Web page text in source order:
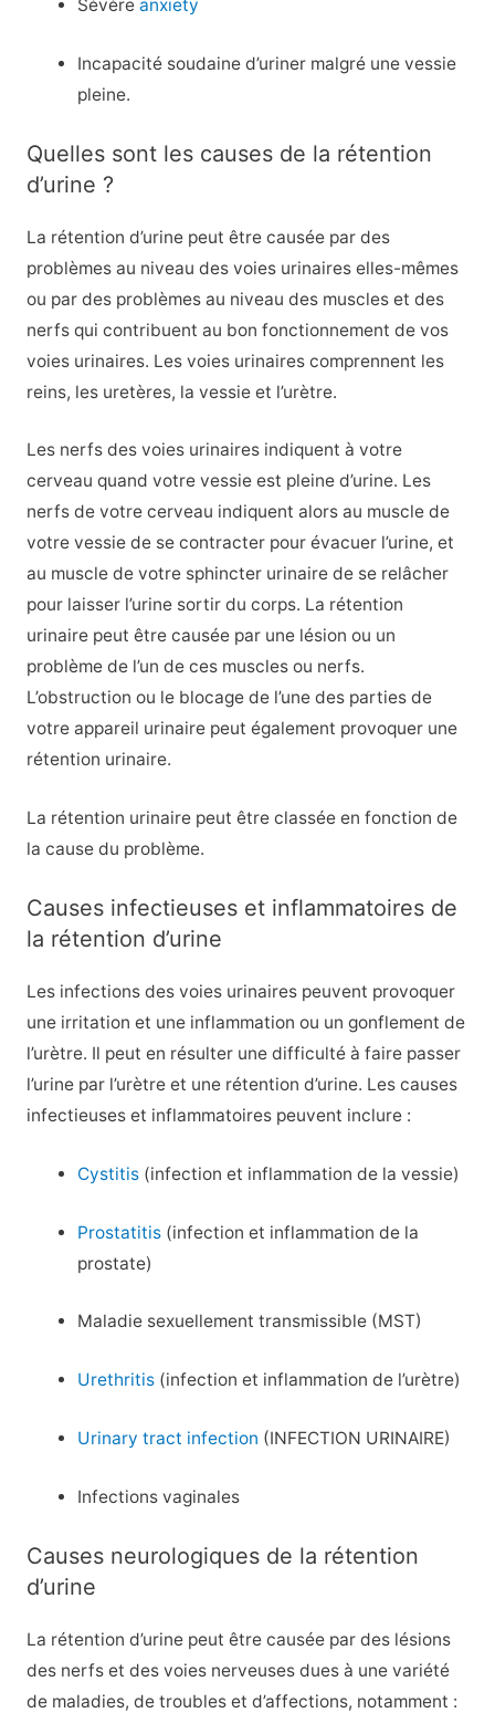
Sévèreanxiety
Incapacité soudaine d’uriner malgré une vessie
pleine.
Quelles sont les causes de la rétention
d’urine ?
La rétention d’urine peut être causée par des
problèmes au niveau des voies urinaires elles-mêmes
ou par des problèmes au niveau des muscles et des
nerfs qui contribuent au bon fonctionnement de vos
voies urinaires. Les voies urinaires comprennent les
reins, les uretères, la vessie et l’urètre.
Les nerfs des voies urinaires indiquent à votre
cerveau quand votre vessie est pleine d’urine. Les
nerfs de votre cerveau indiquent alors au muscle de
votre vessie de se contracter pour évacuer l’urine, et
au muscle de votre sphincter urinaire de se relâcher
pour laisser l’urine sortir du corps. La rétention
urinaire peut être causée par une lésion ou un
problème de l’un de ces muscles ou nerfs.
L’obstruction ou le blocage de l’une des parties de
votre appareil urinaire peut également provoquer une
rétention urinaire.
La rétention urinaire peut être classée en fonction de
la cause du problème.
Causes infectieuses et inflammatoires de
la rétention d’urine
Les infections des voies urinaires peuvent provoquer
une irritation et une inflammation ou un gonflement de
l’urètre. Il peut en résulter une difficulté à faire passer
l’urine par l’urètre et une rétention d’urine. Les causes
infectieuses et inflammatoires peuvent inclure :
Cystitis (infection et inflammation de la vessie)
Prostatitis (infection et inflammation de la
prostate)
Maladie sexuellement transmissible (MST)
Urethritis (infection et inflammation de l’urètre)
Urinary tract infection (INFECTION URINAIRE)
Infections vaginales
Causes neurologiques de la rétention
d’urine
La rétention d’urine peut être causée par des lésions
des nerfs et des voies nerveuses dues à une variété
de maladies, de troubles et d’affections, notamment :